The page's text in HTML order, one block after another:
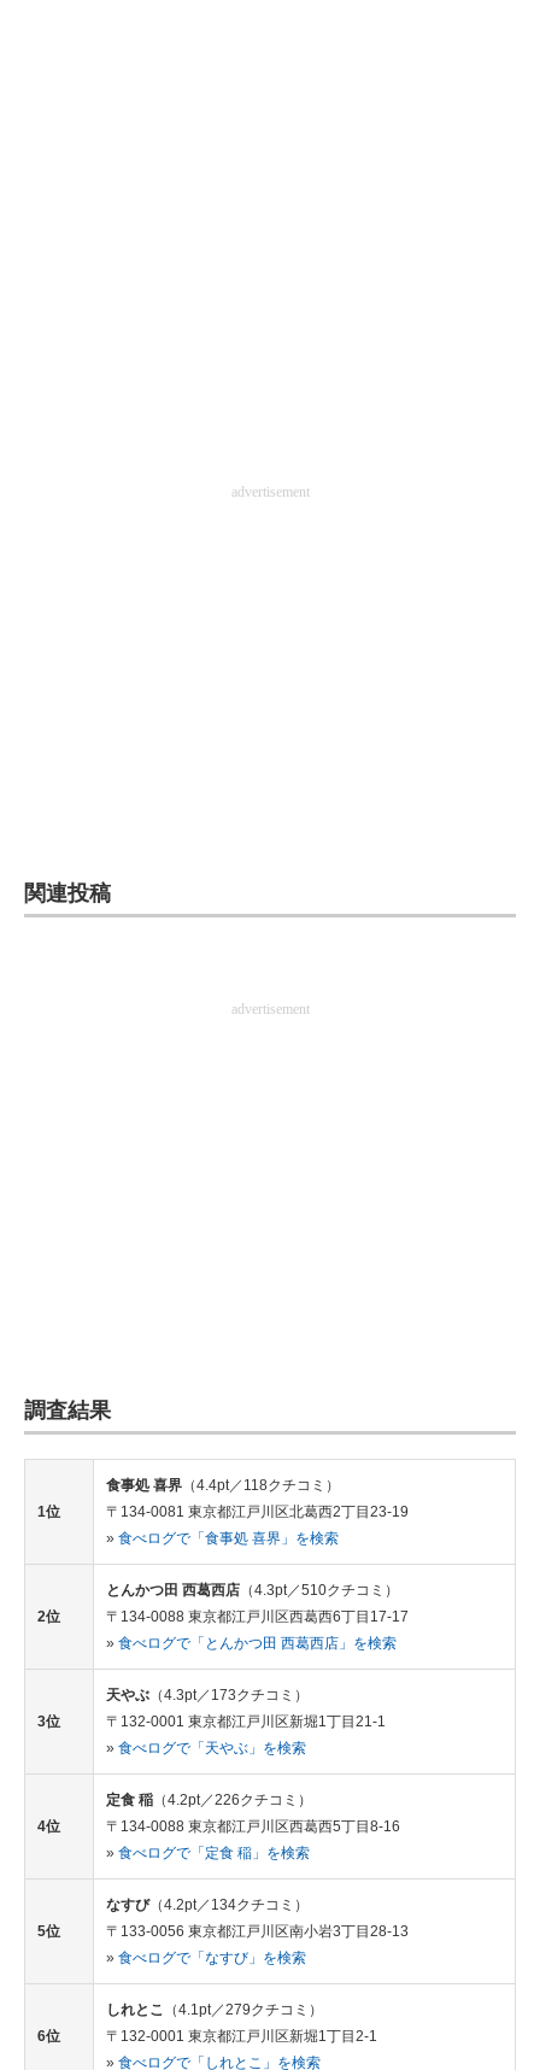
advertisement
関連投稿
advertisement
調査結果
1位
食事処 喜界 （4.4pt／118クチコミ）
〒134-0081 東京都江戸川区北葛西2丁目23-19
» 食べログで「食事処 喜界」を検索
2位
とんかつ田 西葛西店 （4.3pt／510クチコミ）
〒134-0088 東京都江戸川区西葛西6丁目17-17
» 食べログで「とんかつ田 西葛西店」を検索
3位
天やぶ （4.3pt／173クチコミ）
〒132-0001 東京都江戸川区新堀1丁目21-1
» 食べログで「天やぶ」を検索
4位
定食 稲 （4.2pt／226クチコミ）
〒134-0088 東京都江戸川区西葛西5丁目8-16
» 食べログで「定食 稲」を検索
5位
なすび（4.2pt／134クチコミ）
〒133-0056 東京都江戸川区南小岩3丁目28-13
» 食べログで「なすび」を検索
6位
しれとこ （4.1pt／279クチコミ）
〒132-0001 東京都江戸川区新堀1丁目2-1
» 食べログで「しれとこ」を検索